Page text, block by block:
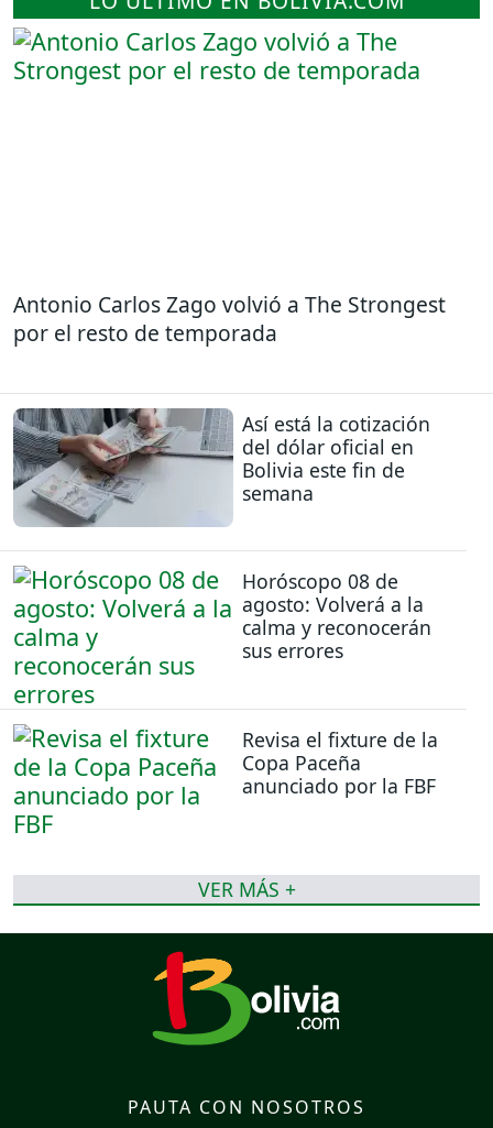
Antonio Carlos Zago volvió a The Strongest
por el resto de temporada
Así está la cotización
del dólar oficial en
Bolivia este fin de
semana
Horóscopo 08 de
agosto: Volverá a la
calma y reconocerán
sus errores
Revisa el fixture de la
Copa Paceña
anunciado por la FBF
VER MÁS +
PAUTA CON NOSOTROS